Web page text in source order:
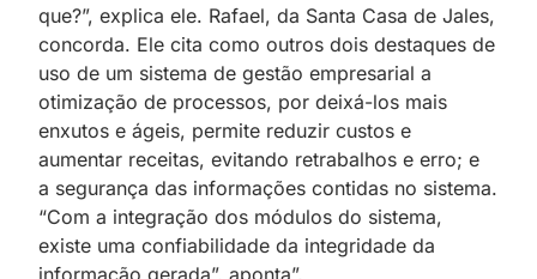
que?”, explica ele. Rafael, da Santa Casa de Jales,
concorda. Ele cita como outros dois destaques de
uso de um sistema de gestão empresarial a
otimização de processos, por deixá-los mais
enxutos e ágeis, permite reduzir custos e
aumentar receitas, evitando retrabalhos e erro; e
a segurança das informações contidas no sistema.
“Com a integração dos módulos do sistema,
existe uma confiabilidade da integridade da
informação gerada”, aponta”.